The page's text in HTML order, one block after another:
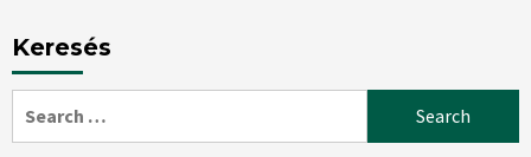
Keresés
for: